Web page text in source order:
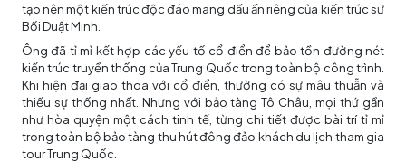
tạo nên một kiến trúc độc đáo mang dấu ấn riêng của kiến trúc sư
Bối Duật Minh.
Ông đã tỉ mỉ kết hợp các yếu tố cổ điển để bảo tồn đường nét
kiến trúc truyền thống của Trung Quốc trong toàn bộ công trình.
Khi hiện đại giao thoa với cổ điển, thường có sự mâu thuẫn và
thiếu sự thống nhất. Nhưng với bảo tàng Tô Châu, mọi thứ gần
như hòa quyện một cách tinh tế, từng chi tiết được bài trí tỉ mỉ
trong toàn bộ bảo tàng thu hút đông đảo khách du lịch tham gia
tour Trung Quốc